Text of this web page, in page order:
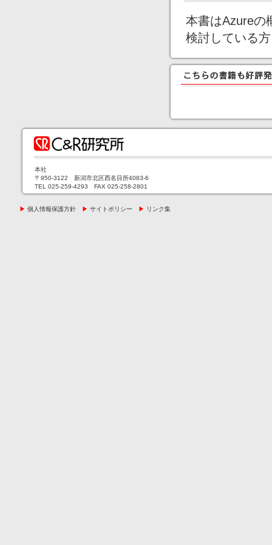
本書はAzureの
検討している
本社
〒950-3122 新潟市北区西名目所4083-6
TEL 025-259-4293 FAX 025-258-2801
▶ 個人情報保護方針 ▶ サイトポリシー ▶ リンク集